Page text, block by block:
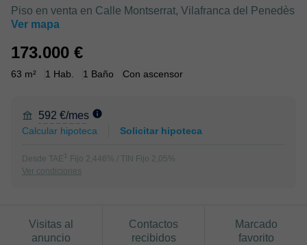
Piso en venta en Calle Montserrat, Vilafranca del Penedès
Ver mapa
173.000 €
63 m² 1 Hab. 1 Baño Con ascensor
592 €/mes
Calcular hipoteca Solicitar hipoteca
Desde TAE 1
Fijo 2,446% / TIN Fijo 2,05%
Ver condiciones
Visitas al
anuncio
Contactos
recibidos
Marcado
favorito